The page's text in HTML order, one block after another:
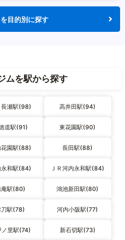
目的別に探す
ムを駅から探す
長瀬駅(98) 高井田駅(94)
道駅(91) 東花園駅(90)
花園駅(88) 長田駅(88)
永和駅(84) ＪＲ河内永和駅(84)
庵駅(80) 鴻池新田駅(80)
刀駅(78) 河内小阪駅(77)
ノ里駅(74) 新石切駅(73)